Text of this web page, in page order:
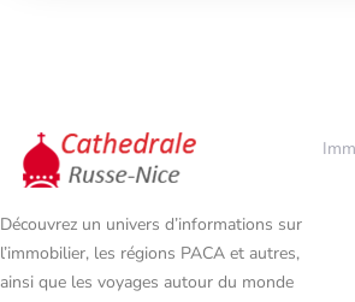
Découvrez un univers d’informations sur
l’immobilier, les régions PACA et autres,
ainsi que les voyages autour du monde